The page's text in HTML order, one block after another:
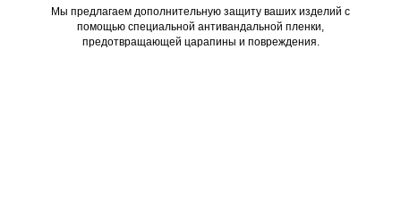
Мы предлагаем дополнительную защиту ваших изделий с
помощью специальной антивандальной пленки,
предотвращающей царапины и повреждения.